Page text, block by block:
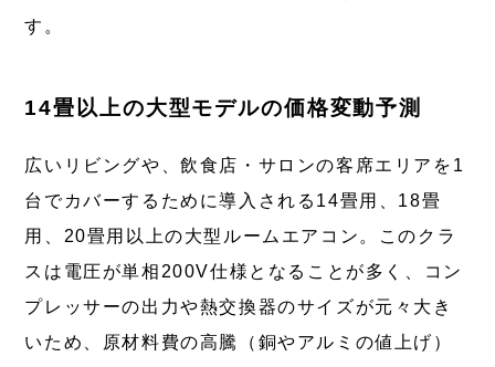
す。
14畳以上の大型モデルの価格変動予測
広いリビングや、飲食店・サロンの客席エリアを1
台でカバーするために導入される14畳用、18畳
用、20畳用以上の大型ルームエアコン。このクラ
スは電圧が単相200V仕様となることが多く、コン
プレッサーの出力や熱交換器のサイズが元々大き
いため、原材料費の高騰（銅やアルミの値上げ）